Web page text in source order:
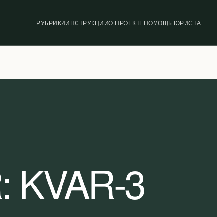
РУБРИКИИНСТРУКЦИИО ПРОЕКТЕПОМОЩЬ ЮРИСТА
KVAR-3